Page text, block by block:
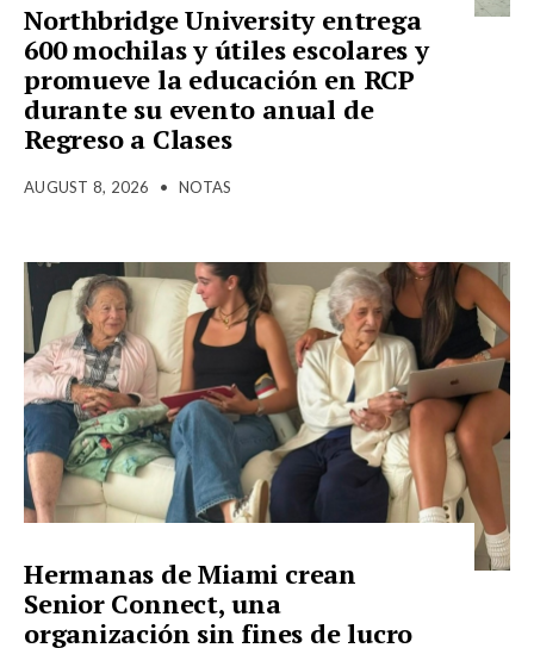
Northbridge University entrega
600 mochilas y útiles escolares y
promueve la educación en RCP
durante su evento anual de
Regreso a Clases
AUGUST 8, 2026 • NOTAS
Hermanas de Miami crean
Senior Connect, una
organización sin fines de lucro